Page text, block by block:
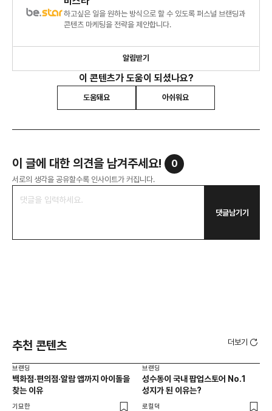
하고싶은 일을 원하는 방식으로 할 수 있도록 퍼스널 브랜딩과
콘텐츠 마케팅을 전략을 제안합니다.
알림받기
이 콘텐츠가 도움이 되셨나요?
도움돼요 아쉬워요
이 글에 대한 의견을 남겨주세요! 0
서로의 생각을 공유할수록 인사이트가 커집니다.
댓글남기기
추천 콘텐츠 더보기
브랜딩
백화점·편의점·알람 앱까지 아이돌을
찾는 이유
기묘한
브랜딩
성수동이 국내 팝업스토어 No.1
성지가 된 이유는?
로컬덕